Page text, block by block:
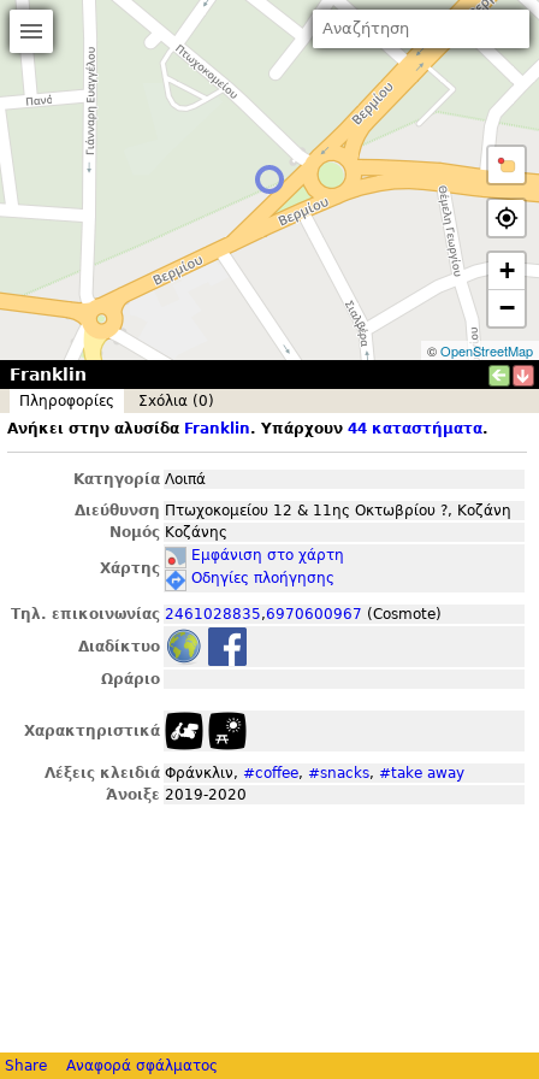
+
−
©OpenStreetMap
Franklin
Πληροφορίες
Σxόλια (0)
Ανήκει στην αλυσίδα Franklin. Υπάρχουν 44 καταστήματα.
Κατηγορία Λοιπά
Διεύθυνση Πτωχοκομείου 12 & 11ης Οκτωβρίου ?, Κοζάνη
Νομός Κοζάνης
Χάρτης
Εμφάνιση στο χάρτη
Οδηγίες πλοήγησης
Τηλ. επικοινωνίας 2461028835,6970600967 (Cosmote)
Διαδίκτυο
Ωράριο
Χαρακτηριστικά
Λέξεις κλειδιά Φράνκλιν, #coffee, #snacks, #take away
Άνοιξε 2019-2020
Share Αναφορά σφάλματος